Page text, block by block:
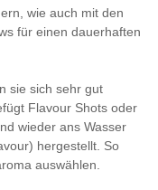
wie auch mit den
für einen dauerhaften
sie sich sehr gut
Flavour Shots oder
wieder ans Wasser
hergestellt. So
auswählen.